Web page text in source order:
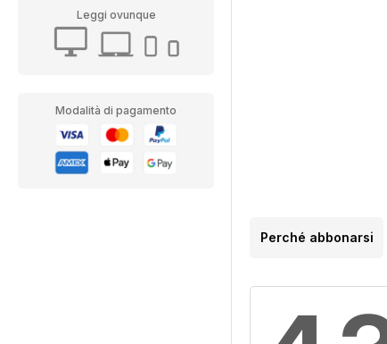
Leggi ovunque
Modalità di pagamento
Perché abbonarsi